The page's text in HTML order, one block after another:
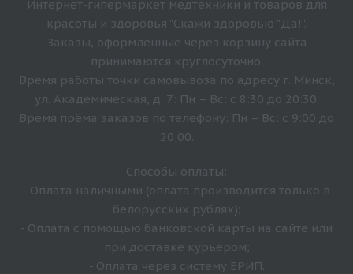
Интернет-гипермаркет медтехники и товаров для
красоты и здоровья "Скажи здоровью "Да!".
Заказы, оформленные через корзину сайта
принимаются круглосуточно.
Время работы точки самовывоза по адресу г. Минск,
ул. Академическая, д. 7: Пн – Вс: с 8:30 до 20:30.
Время прёма заказов по телефону: Пн – Вс: с 9:00 до
20:00.
Способы оплаты:
- Оплата наличными (оплата производится только в
белорусских рублях);
- Оплата с помощью банковской карты на сайте или
при доставке курьером;
- Оплата через систему ЕРИП.